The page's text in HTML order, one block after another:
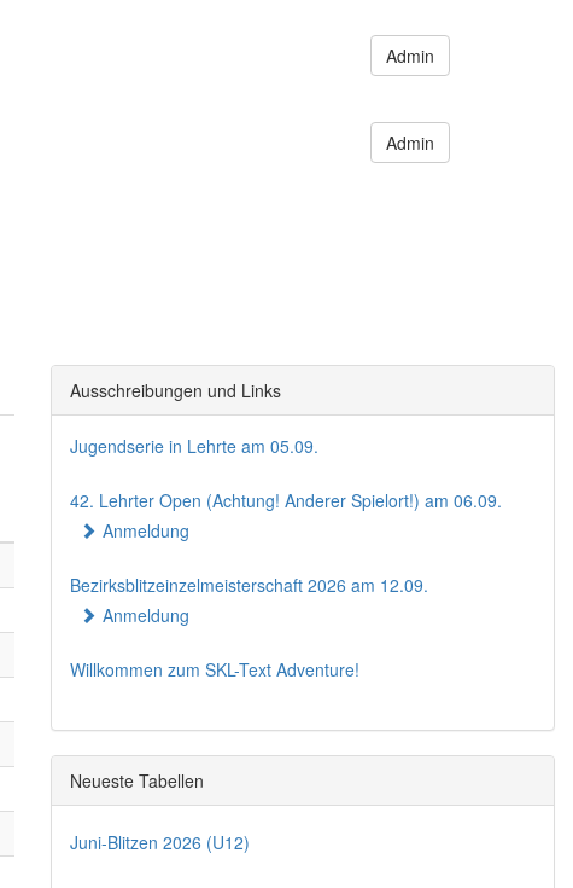
Admin
Admin
Ausschreibungen und Links
Jugendserie in Lehrte am 05.09.
42. Lehrter Open (Achtung! Anderer Spielort!) am 06.09.
Anmeldung
Bezirksblitzeinzelmeisterschaft 2026 am 12.09.
Anmeldung
Willkommen zum SKL-Text Adventure!
Neueste Tabellen
Juni-Blitzen 2026 (U12)